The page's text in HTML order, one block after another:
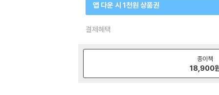
앱 다운 시 1천원 상품권
결제혜택
종이책
18,900